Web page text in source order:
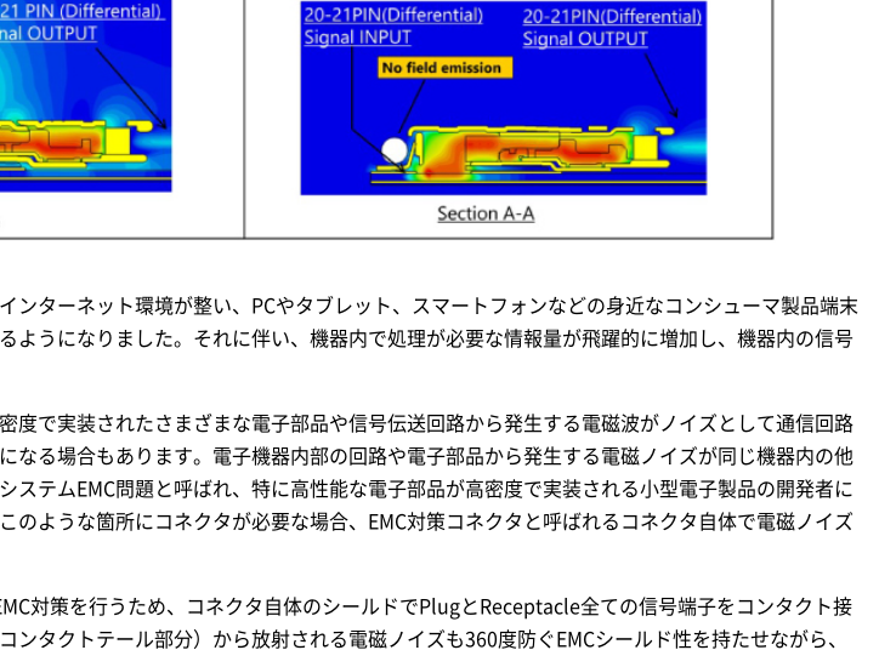
ンターネット環境が整い、PCやタブレット、スマートフォンなどの身近なコンシューマ製品端末
ようになりました。それに伴い、機器内で処理が必要な情報量が飛躍的に増加し、機器内の信号
度で実装されたさまざまな電子部品や信号伝送回路から発生する電磁波がノイズとして通信回路
なる場合もあります。電子機器内部の回路や電子部品から発生する電磁ノイズが同じ機器内の他
ステムEMC問題と呼ばれ、特に高性能な電子部品が高密度で実装される小型電子製品の開発者に
のような箇所にコネクタが必要な場合、EMC対策コネクタと呼ばれるコネクタ自体で電磁ノイズ
対策を行うため、コネクタ自体のシールドでPlugとReceptacle全ての信号端子をコンタクト接
ンタクトテール部分）から放射される電磁ノイズも360度防ぐEMCシールド性を持たせながら、